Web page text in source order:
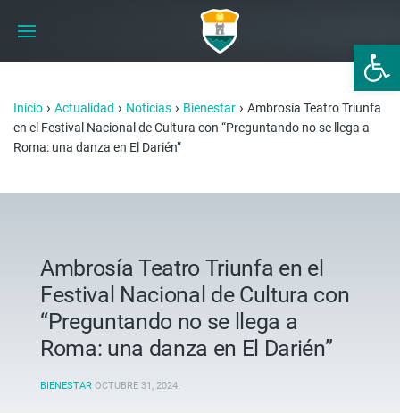
Abrir
Inicio › Actualidad › Noticias › Bienestar › Ambrosía Teatro Triunfa
en el Festival Nacional de Cultura con “Preguntando no se llega a
Roma: una danza en El Darién”
Ambrosía Teatro Triunfa en el
Festival Nacional de Cultura con
“Preguntando no se llega a
Roma: una danza en El Darién”
BIENESTAR OCTUBRE 31, 2024.